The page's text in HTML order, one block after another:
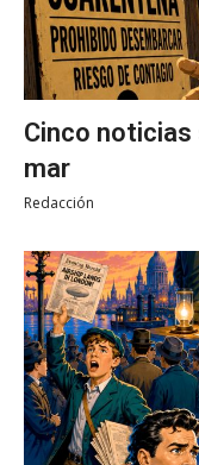
Cinco noticias
mar
Redacción